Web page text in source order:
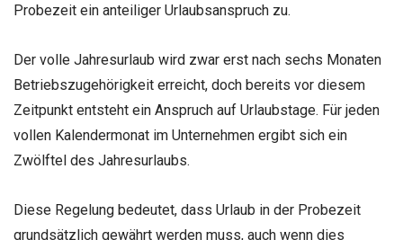
Probezeit ein anteiliger Urlaubsanspruch zu.
Der volle Jahresurlaub wird zwar erst nach sechs Monaten
Betriebszugehörigkeit erreicht, doch bereits vor diesem
Zeitpunkt entsteht ein Anspruch auf Urlaubstage. Für jeden
vollen Kalendermonat im Unternehmen ergibt sich ein
Zwölftel des Jahresurlaubs.
Diese Regelung bedeutet, dass Urlaub in der Probezeit
grundsätzlich gewährt werden muss, auch wenn dies